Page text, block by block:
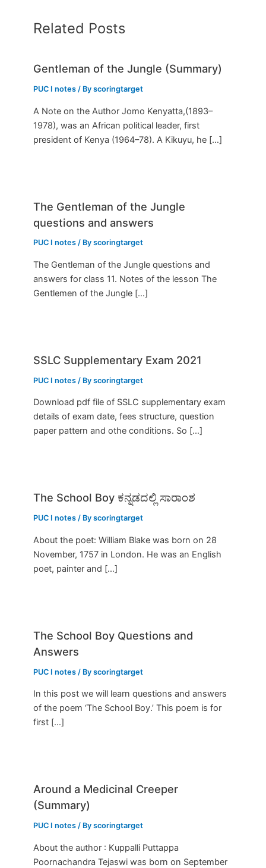
Related Posts
Gentleman of the Jungle (Summary)
PUC I notes / Byscoringtarget
A Note on the Author Jomo Kenyatta,(1893–
1978), was an African political leader, first
president of Kenya (1964–78). A Kikuyu, he […]
The Gentleman of the Jungle
questions and answers
PUC I notes / Byscoringtarget
The Gentleman of the Jungle questions and
answers for class 11. Notes of the lesson The
Gentlemen of the Jungle […]
SSLC Supplementary Exam 2021
PUC I notes / Byscoringtarget
Download pdf file of SSLC supplementary exam
details of exam date, fees structure, question
paper pattern and othe conditions. So […]
The School Boy ಕನ್ನಡದಲ್ಲಿ ಸಾರಾಂಶ
PUC I notes / Byscoringtarget
About the poet: William Blake was born on 28
November, 1757 in London. He was an English
poet, painter and […]
The School Boy Questions and
Answers
PUC I notes / Byscoringtarget
In this post we will learn questions and answers
of the poem ‘The School Boy.’ This poem is for
first […]
Around a Medicinal Creeper
(Summary)
PUC I notes / Byscoringtarget
About the author : Kuppalli Puttappa
Poornachandra Tejaswi was born on September